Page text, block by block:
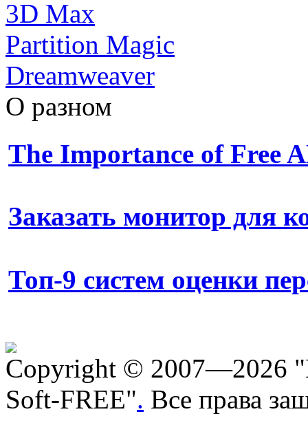
3D Max
Partition Magic
Dreamweaver
О разном
The Importance of Free
Заказать монитор для
Топ-9 систем оценки
Copyright © 2007—2026
Soft-FREE". Все права